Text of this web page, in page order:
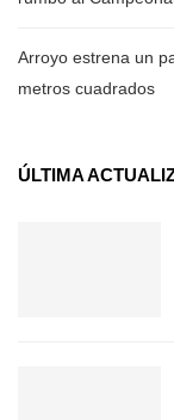
Arroyo estrena un
metros cuadrados
ÚLTIMA